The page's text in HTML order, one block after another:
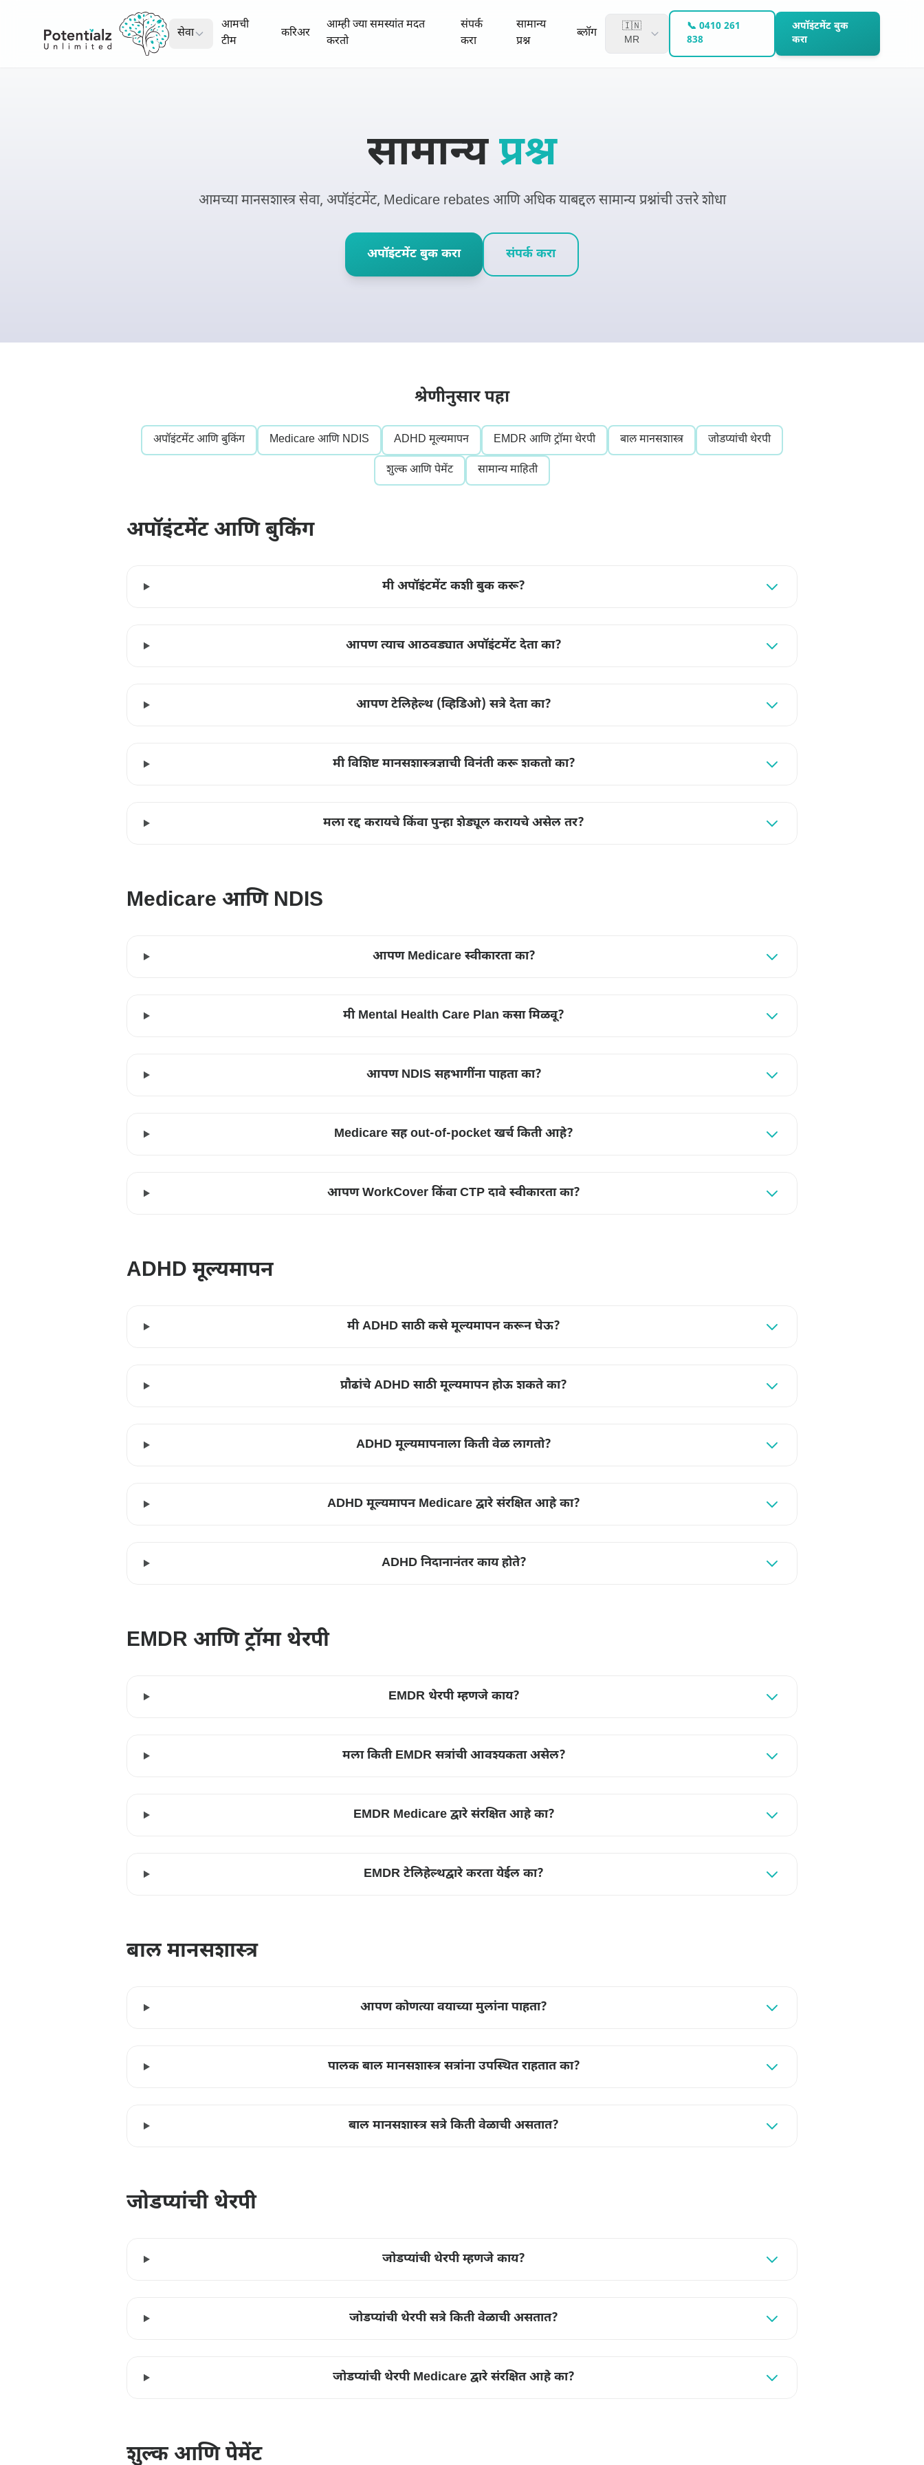
सेवा
आमची
टीम
करिअर
आम्ही ज्या समस्यांत मदत
करतो
संपर्क
करा
सामान्य
प्रश्न
ब्लॉग
🇮🇳
MR
📞 0410 261
838
अपॉइंटमेंट बुक
करा
सामान्यप्रश्न
आमच्या मानसशास्त्र सेवा, अपॉइंटमेंट, Medicare rebates आणि अधिक याबद्दल सामान्य प्रश्नांची उत्तरे शोधा
अपॉइंटमेंट बुक करा संपर्क करा
श्रेणीनुसार पहा
अपॉइंटमेंट आणि बुकिंग Medicare आणि NDIS ADHD मूल्यमापन EMDR आणि ट्रॉमा थेरपी बाल मानसशास्त्र जोडप्यांची थेरपी
शुल्क आणि पेमेंट सामान्य माहिती
अपॉइंटमेंट आणि बुकिंग
मी अपॉइंटमेंट कशी बुक करू?
आपण त्याच आठवड्यात अपॉइंटमेंट देता का?
आपण टेलिहेल्थ (व्हिडिओ) सत्रे देता का?
मी विशिष्ट मानसशास्त्रज्ञाची विनंती करू शकतो का?
मला रद्द करायचे किंवा पुन्हा शेड्यूल करायचे असेल तर?
Medicare आणि NDIS
आपण Medicare स्वीकारता का?
मी Mental Health Care Plan कसा मिळवू?
आपण NDIS सहभागींना पाहता का?
Medicare सह out-of-pocket खर्च किती आहे?
आपण WorkCover किंवा CTP दावे स्वीकारता का?
ADHD मूल्यमापन
मी ADHD साठी कसे मूल्यमापन करून घेऊ?
प्रौढांचे ADHD साठी मूल्यमापन होऊ शकते का?
ADHD मूल्यमापनाला किती वेळ लागतो?
ADHD मूल्यमापन Medicare द्वारे संरक्षित आहे का?
ADHD निदानानंतर काय होते?
EMDR आणि ट्रॉमा थेरपी
EMDR थेरपी म्हणजे काय?
मला किती EMDR सत्रांची आवश्यकता असेल?
EMDR Medicare द्वारे संरक्षित आहे का?
EMDR टेलिहेल्थद्वारे करता येईल का?
बाल मानसशास्त्र
आपण कोणत्या वयाच्या मुलांना पाहता?
पालक बाल मानसशास्त्र सत्रांना उपस्थित राहतात का?
बाल मानसशास्त्र सत्रे किती वेळाची असतात?
जोडप्यांची थेरपी
जोडप्यांची थेरपी म्हणजे काय?
जोडप्यांची थेरपी सत्रे किती वेळाची असतात?
जोडप्यांची थेरपी Medicare द्वारे संरक्षित आहे का?
शुल्क आणि पेमेंट